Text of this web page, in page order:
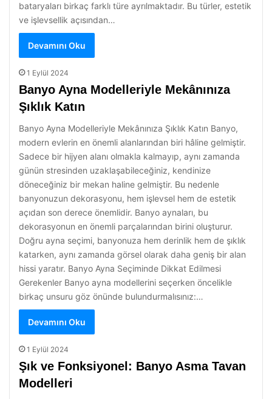
bataryaları birkaç farklı türe ayrılmaktadır. Bu türler, estetik
ve işlevsellik açısından…
Devamını Oku
1 Eylül 2024
Banyo Ayna Modelleriyle Mekânınıza
Şıklık Katın
Banyo Ayna Modelleriyle Mekânınıza Şıklık Katın Banyo,
modern evlerin en önemli alanlarından biri hâline gelmiştir.
Sadece bir hijyen alanı olmakla kalmayıp, aynı zamanda
günün stresinden uzaklaşabileceğiniz, kendinize
döneceğiniz bir mekan haline gelmiştir. Bu nedenle
banyonuzun dekorasyonu, hem işlevsel hem de estetik
açıdan son derece önemlidir. Banyo aynaları, bu
dekorasyonun en önemli parçalarından birini oluşturur.
Doğru ayna seçimi, banyonuza hem derinlik hem de şıklık
katarken, aynı zamanda görsel olarak daha geniş bir alan
hissi yaratır. Banyo Ayna Seçiminde Dikkat Edilmesi
Gerekenler Banyo ayna modellerini seçerken öncelikle
birkaç unsuru göz önünde bulundurmalısınız:…
Devamını Oku
1 Eylül 2024
Şık ve Fonksiyonel: Banyo Asma Tavan
Modelleri